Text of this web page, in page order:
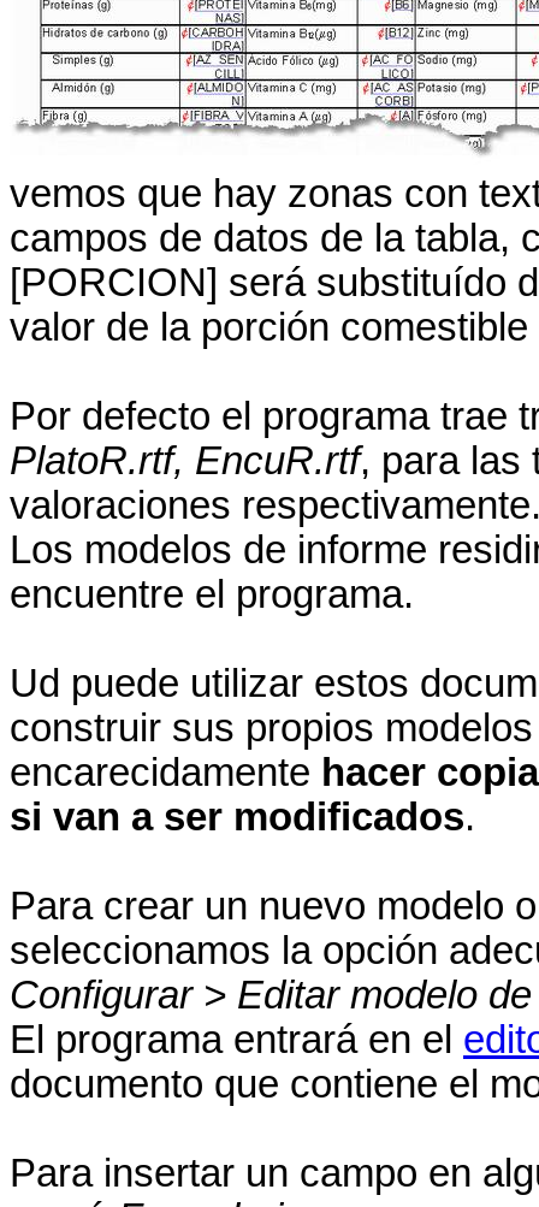
vemos que hay zonas con
campos de datos de la tabla,
[PORCION] será substituído
valor de la porción
Por defecto el programa trae
PlatoR.rtf, EncuR.rtf, para las
valoraciones
Los modelos de informe
encuentre el programa.
Ud puede utilizar estos
construir sus propios
encarecidamente hacer
si van a ser modificados.
Para crear un nuevo modelo
seleccionamos la opción
Configurar > Editar modelo
El programa entrará en el
documento que contiene el
Para insertar un campo en